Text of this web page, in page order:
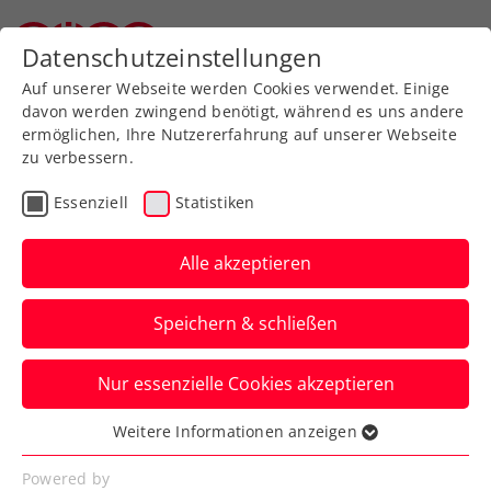
Zurück zur Newsübersicht
ATP
Khachanov besiegt:
Erfolgslauf von Ofner in
Genf geht weiter
In der Doppelkonkurrenz steht auch
Lucas Miedler beim ATP-Turnier in der
Schweiz bereits im Halbfinale.
Verfasst von: Manuel Wachta, 22.05.2025
Datenschutzeinstellungen
Auf unserer Webseite werden Cookies verwendet. Einige
davon werden zwingend benötigt, während es uns andere
ermöglichen, Ihre Nutzererfahrung auf unserer Webseite
zu verbessern.
Essenziell Statistiken
Alle akzeptieren
Speichern & schließen
Nur essenzielle Cookies akzeptieren
Essenziell
Essenzielle Cookies werden für grundlegende
Weitere Informationen anzeigen
Powered by